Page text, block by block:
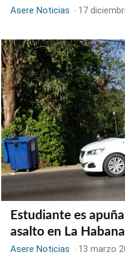
Asere Noticias - 17
Estudiante es
asalto en La
Asere Noticias - 13 marzo